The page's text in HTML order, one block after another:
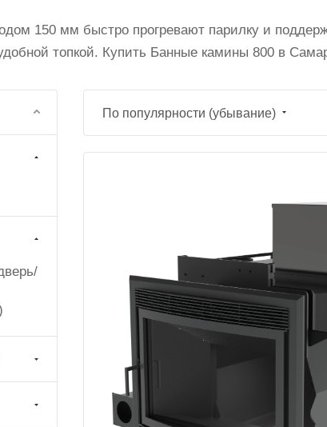
150 мм быстро прогревают парилку и
топкой. Купить Банные камины 800 в
По популярности (убывание)